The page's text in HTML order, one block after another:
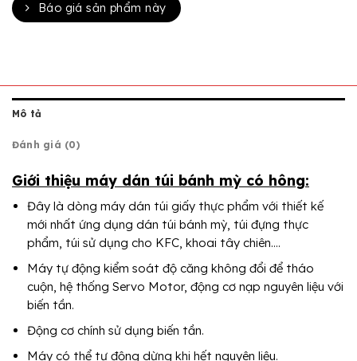
Báo giá sản phẩm này
Mô tả
Đánh giá (0)
Giới thiệu máy dán túi bánh mỳ có hông:
Đây là dòng máy dán túi giấy thực phẩm với thiết kế
mới nhất ứng dụng dán túi bánh mỳ, túi đựng thực
phẩm, túi sử dụng cho KFC, khoai tây chiên….
Máy tự động kiểm soát độ căng không đổi để tháo
cuộn, hệ thống Servo Motor, động cơ nạp nguyên liệu với
biến tần.
Động cơ chính sử dụng biến tần.
Máy có thể tự động dừng khi hết nguyên liệu.